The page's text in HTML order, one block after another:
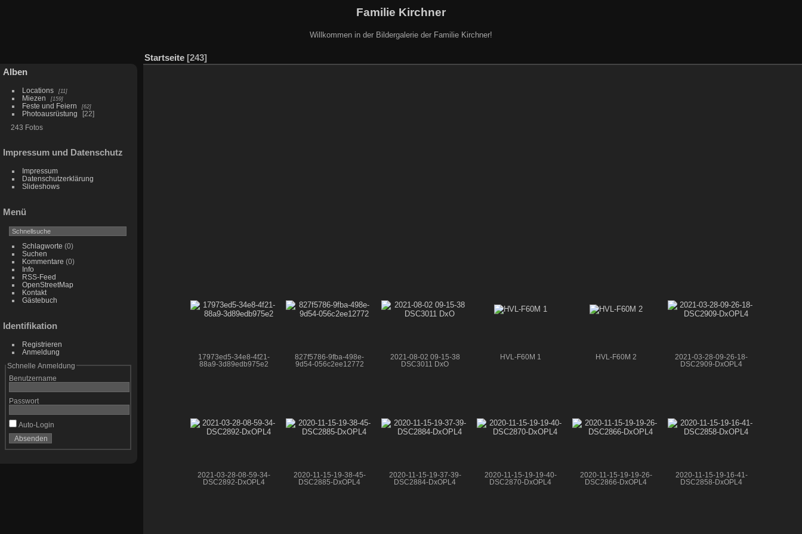
Familie Kirchner
Willkommen in der Bildergalerie der Familie Kirchner!
Alben
Locations 11
Miezen 159
Feste und Feiern 62
Photoausrüstung
22
243 Fotos
Impressum und Datenschutz
Impressum
Datenschutzerklärung
Slideshows
Menü
Schlagworte (0)
Suchen
Kommentare (0)
Info
RSS-Feed
OpenStreetMap
Kontakt
Gästebuch
Identifikation
Registrieren
Anmeldung
Schnelle Anmeldung
Benutzername
Passwort
Auto-Login
Startseite 243
17973ed5-34e8-4f21-
88a9-3d89edb975e2
827f5786-9fba-498e-
9d54-056c2ee12772
2021-08-02 09-15-38
DSC3011 DxO
HVL-F60M 1 HVL-F60M 2
2021-03-28-09-26-18-
DSC2909-DxOPL4
2021-03-28-08-59-34-
DSC2892-DxOPL4
2020-11-15-19-38-45-
DSC2885-DxOPL4
2020-11-15-19-37-39-
DSC2884-DxOPL4
2020-11-15-19-19-40-
DSC2870-DxOPL4
2020-11-15-19-19-26-
DSC2866-DxOPL4
2020-11-15-19-16-41-
DSC2858-DxOPL4